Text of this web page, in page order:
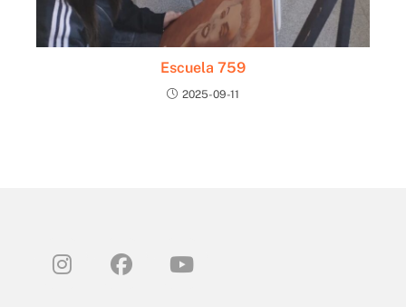
Escuela 759
2025-09-11